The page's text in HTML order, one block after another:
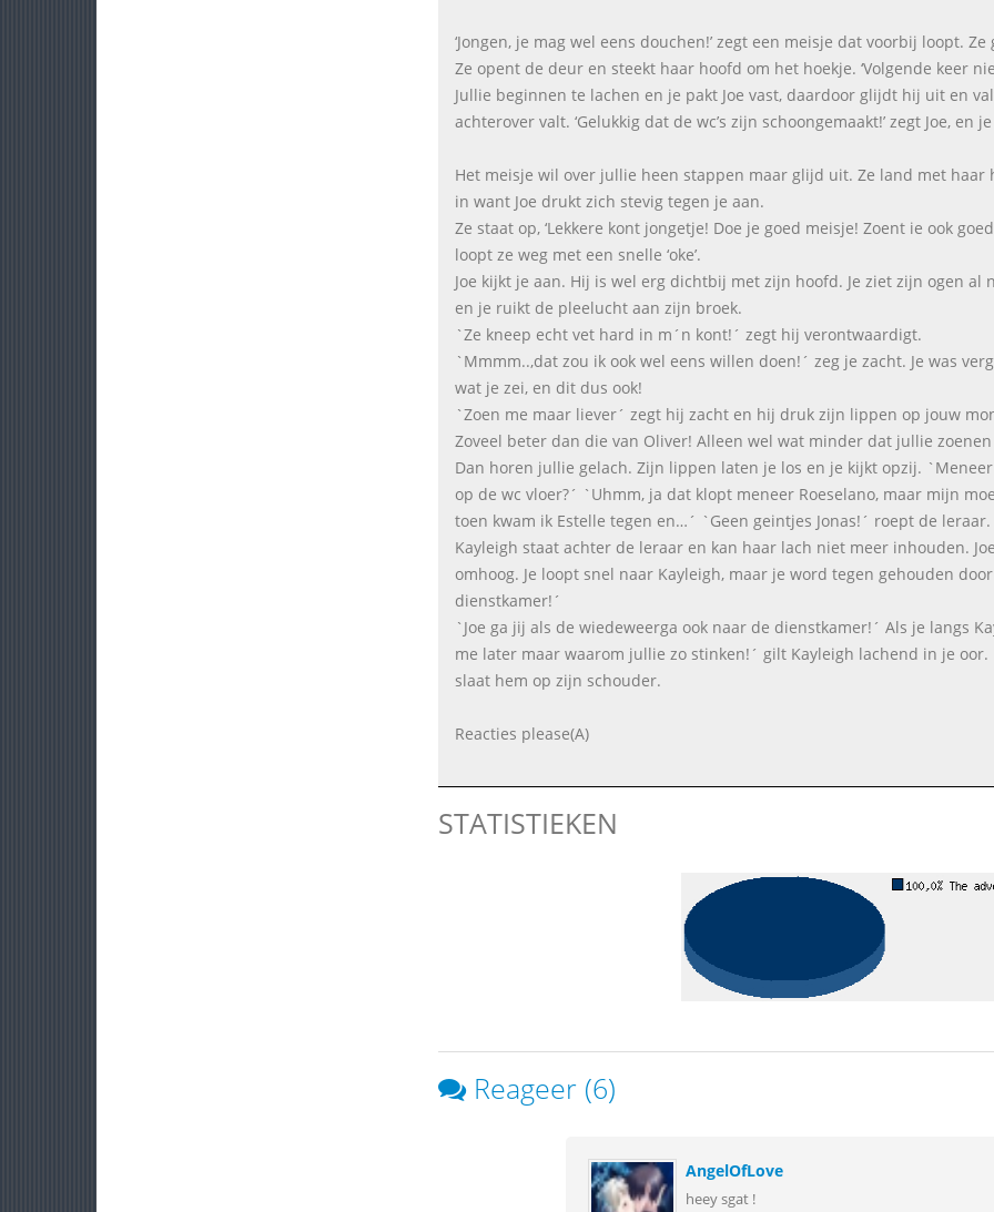
‘Jongen, je mag wel eens douchen!’ zegt een meisje dat voorbij loopt.
Ze opent de deur en steekt haar hoofd om het hoekje. ‘Volgende keer
Jullie beginnen te lachen en je pakt Joe vast, daardoor glijdt hij uit en
achterover valt. ‘Gelukkig dat de wc’s zijn schoongemaakt!’ zegt Joe, en
Het meisje wil over jullie heen stappen maar glijd uit. Ze land met haar
in want Joe drukt zich stevig tegen je aan.
Ze staat op, ‘Lekkere kont jongetje! Doe je goed meisje! Zoent ie ook
loopt ze weg met een snelle ‘oke’.
Joe kijkt je aan. Hij is wel erg dichtbij met zijn hoofd. Je ziet zijn ogen
en je ruikt de pleelucht aan zijn broek.
`Ze kneep echt vet hard in m´n kont!´ zegt hij verontwaardigt.
`Mmmm..,dat zou ik ook wel eens willen doen!´ zeg je zacht. Je was
wat je zei, en dit dus ook!
`Zoen me maar liever´ zegt hij zacht en hij druk zijn lippen op jouw
Zoveel beter dan die van Oliver! Alleen wel wat minder dat jullie
Dan horen jullie gelach. Zijn lippen laten je los en je kijkt opzij.
op de wc vloer?´ `Uhmm, ja dat klopt meneer Roeselano, maar mijn
toen kwam ik Estelle tegen en…´ `Geen geintjes Jonas!´ roept de leraar.
Kayleigh staat achter de leraar en kan haar lach niet meer inhouden.
omhoog. Je loopt snel naar Kayleigh, maar je word tegen gehouden
dienstkamer!´
`Joe ga jij als de wiedeweerga ook naar de dienstkamer!´ Als je langs
me later maar waarom jullie zo stinken!´ gilt Kayleigh lachend in je oor.
slaat hem op zijn schouder.
Reacties please(A)
STATISTIEKEN
Reageer (6)
AngelOfLove
heey sgat !